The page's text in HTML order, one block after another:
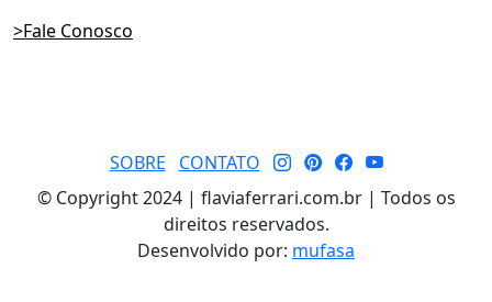
>Fale Conosco
SOBRE
CONTATO
© Copyright 2024 | flaviaferrari.com.br | Todos os
direitos reservados.
Desenvolvido por: mufasa